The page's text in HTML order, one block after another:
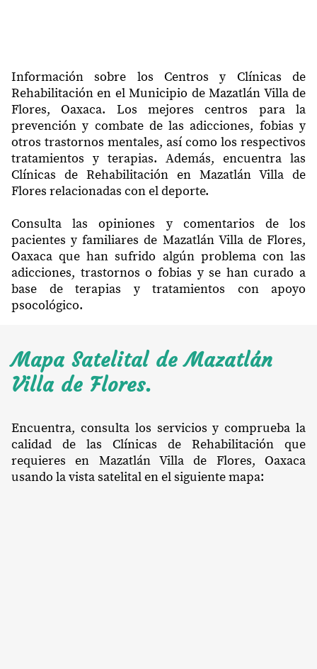
Información sobre los Centros y Clínicas de
Rehabilitación en el Municipio de Mazatlán Villa de
Flores, Oaxaca. Los mejores centros para la
prevención y combate de las adicciones, fobias y
otros trastornos mentales, así como los respectivos
tratamientos y terapias. Además, encuentra las
Clínicas de Rehabilitación en Mazatlán Villa de
Flores relacionadas con el deporte.
Consulta las opiniones y comentarios de los
pacientes y familiares de Mazatlán Villa de Flores,
Oaxaca que han sufrido algún problema con las
adicciones, trastornos o fobias y se han curado a
base de terapias y tratamientos con apoyo
psocológico.
Mapa Satelital de Mazatlán
Villa de Flores.
Encuentra, consulta los servicios y comprueba la
calidad de las Clínicas de Rehabilitación que
requieres en Mazatlán Villa de Flores, Oaxaca
usando la vista satelital en el siguiente mapa: